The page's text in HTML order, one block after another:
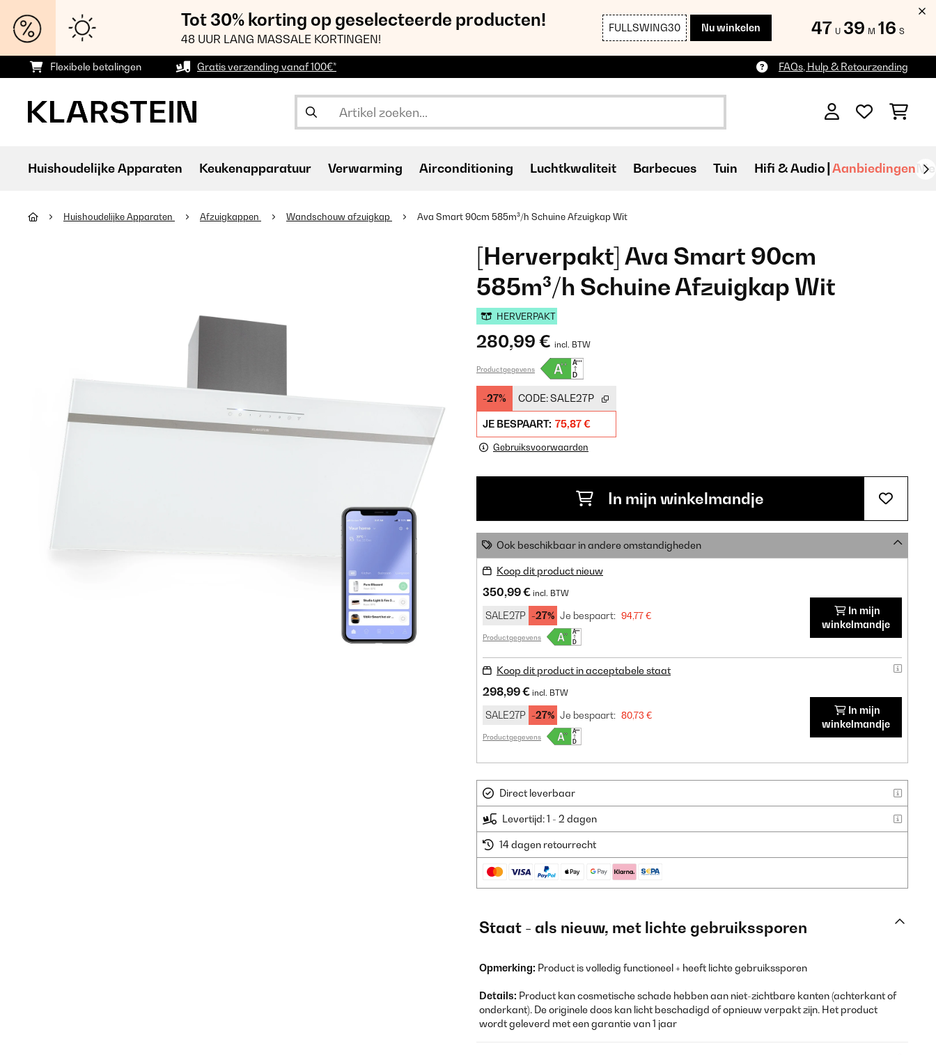
Tot 30% korting op geselecteerde producten!
48 UUR LANG MASSALE KORTINGEN!
FULLSWING30 Nu winkelen 47 U 39 M 14 S
Flexibele betalingen Gratis verzending vanaf 100€* FAQs, Hulp & Retourzending
Huishoudelijke Apparaten Keukenapparatuur Verwarming Airconditioning Luchtkwaliteit Barbecues Tuin Hifi & Audio Aanbiedingen
Huishoudelijke Apparaten Afzuigkappen Wandschouw afzuigkap Ava Smart 90cm 585m³/h Schuine Afzuigkap Wit
[Herverpakt] Ava Smart 90cm
585m³/h Schuine Afzuigkap Wit
HERVERPAKT
280,99 € incl. BTW
Productgegevens
-27% CODE:SALE27P
JE BESPAART: 75,87 €
Gebruiksvoorwaarden
In mijn winkelmandje
Ook beschikbaar in andere omstandigheden
Koop dit product nieuw
350,99 € incl. BTW
SALE27P -27% Je bespaart: 94,77 €
Productgegevens
In mijn
winkelmandje
Koop dit product in acceptabele staat
298,99 € incl. BTW
SALE27P -27% Je bespaart: 80,73 €
Productgegevens
In mijn
winkelmandje
Direct leverbaar
Levertijd: 1 - 2 dagen
14 dagen retourrecht
Staat - als nieuw, met lichte gebruikssporen
Opmerking: Product is volledig functioneel + heeft lichte gebruikssporen
Details: Product kan cosmetische schade hebben aan niet-zichtbare kanten (achterkant of
onderkant). De originele doos kan licht beschadigd of opnieuw verpakt zijn. Het product
wordt geleverd met een garantie van 1 jaar